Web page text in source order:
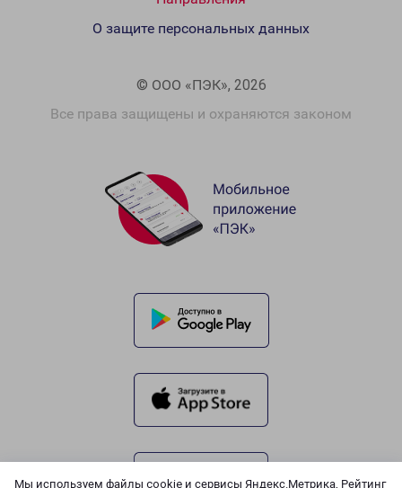
Мы используем файлы cookie и сервисы Яндекс.Метрика, Рейтинг
© ООО «ПЭК», 2026
Все права защищены и охраняются законом
О защите персональных данных